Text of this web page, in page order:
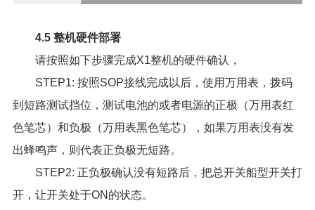
4.5 整机硬件部署
请按照如下步骤完成X1整机的硬件确认，
STEP1: 按照SOP接线完成以后，使用万用表，拨码
到短路测试挡位，测试电池的或者电源的正极（万用表红
色笔芯）和负极（万用表黑色笔芯），如果万用表没有发
出蜂鸣声，则代表正负极无短路。
STEP2: 正负极确认没有短路后，把总开关船型开关打
开，让开关处于ON的状态。